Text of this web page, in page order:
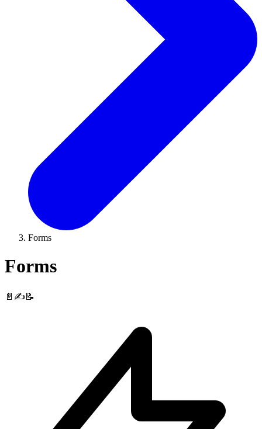
Forms
Forms
📄✍️📝